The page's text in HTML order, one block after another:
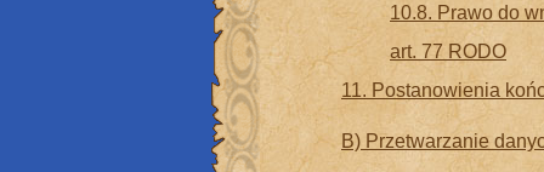
10.8. Prawo do
art. 77 RODO
11. Postanowienia
B) Przetwarzanie